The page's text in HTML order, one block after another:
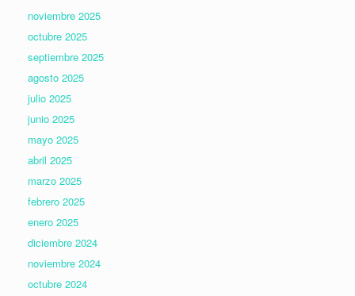
noviembre 2025
octubre 2025
septiembre 2025
agosto 2025
julio 2025
junio 2025
mayo 2025
abril 2025
marzo 2025
febrero 2025
enero 2025
diciembre 2024
noviembre 2024
octubre 2024